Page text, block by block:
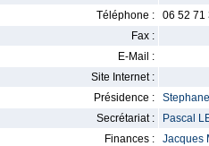
Téléphone :
06 52 71
Fax :
E-Mail :
Site Internet :
Présidence :
Secrétariat :
Pascal
Finances :
Jacques